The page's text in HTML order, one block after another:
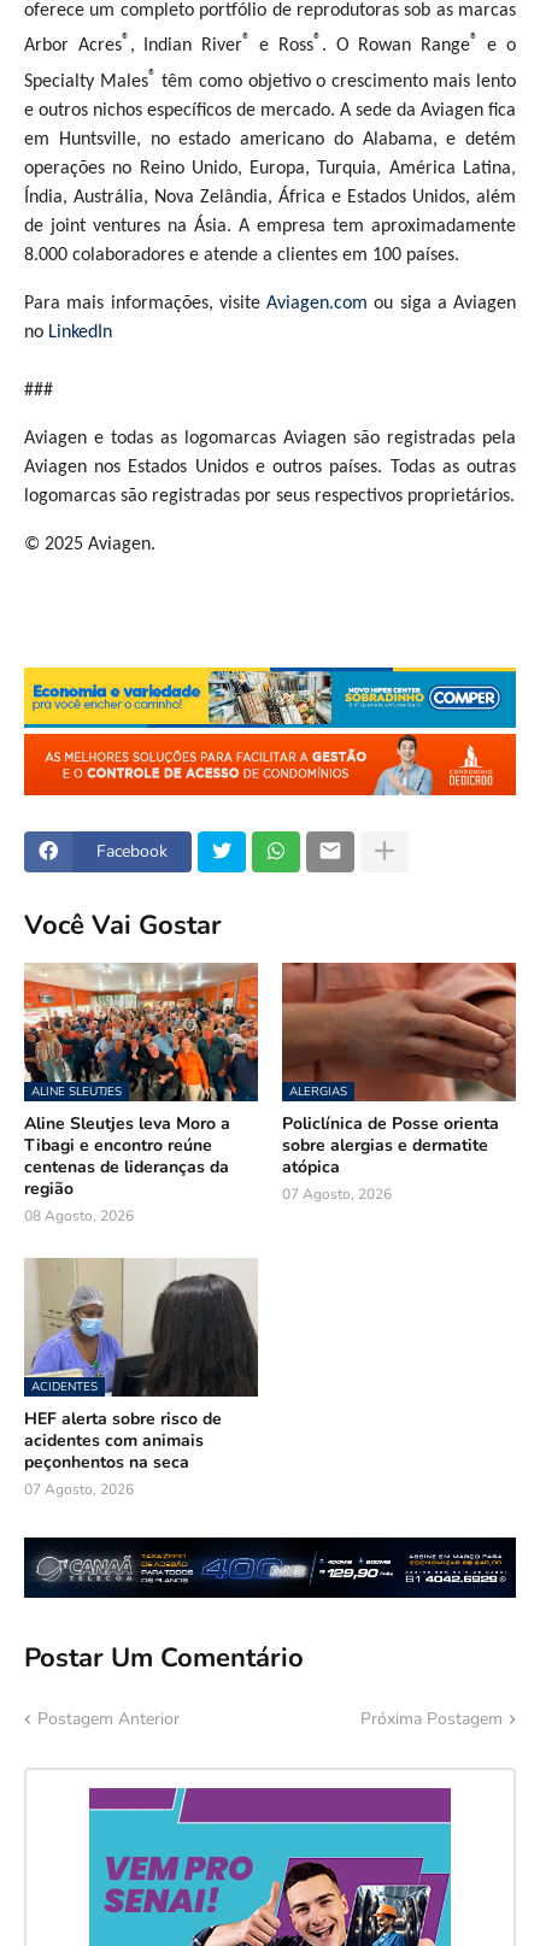
oferece um completo portfólio de reprodutoras sob as marcas
Arbor Acres® , Indian River® e Ross® . O Rowan Range®
e o
Specialty Males® têm como objetivo o crescimento mais lento
e outros nichos específicos de mercado. A sede da Aviagen fica
em Huntsville, no estado americano do Alabama, e detém
operações no Reino Unido, Europa, Turquia, América Latina,
Índia, Austrália, Nova Zelândia, África e Estados Unidos, além
de joint ventures na Ásia. A empresa tem aproximadamente
8.000 colaboradores e atende a clientes em 100 países.
Para mais informações, visite Aviagen.com ou siga a Aviagen
no LinkedIn
###
Aviagen e todas as logomarcas Aviagen são registradas pela
Aviagen nos Estados Unidos e outros países. Todas as outras
logomarcas são registradas por seus respectivos proprietários.
© 2025 Aviagen.
Facebook
Você Vai Gostar
ALINE SLEUTJES
Aline Sleutjes leva Moro a
Tibagi e encontro reúne
centenas de lideranças da
região
08 Agosto, 2026
ALERGIAS
Policlínica de Posse orienta
sobre alergias e dermatite
atópica
07 Agosto, 2026
ACIDENTES
HEF alerta sobre risco de
acidentes com animais
peçonhentos na seca
07 Agosto, 2026
Postar Um Comentário
Postagem Anterior Próxima Postagem